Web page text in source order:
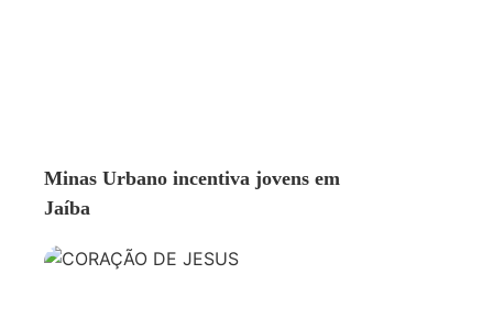
Minas Urbano incentiva jovens em
Jaíba